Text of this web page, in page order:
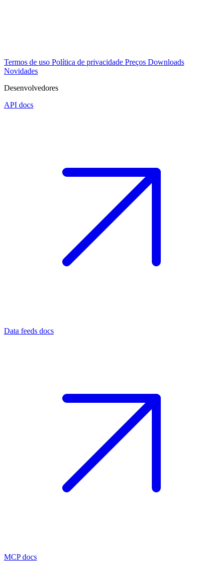
Termos de uso Política de privacidade Preços Downloads
Novidades
Desenvolvedores
API docs
Data feeds docs
MCP docs